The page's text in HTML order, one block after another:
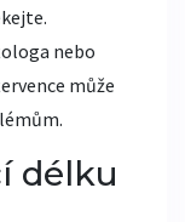
nebo
může
délku